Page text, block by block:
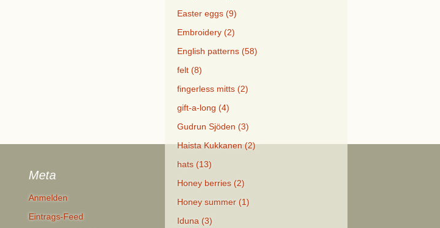
Easter eggs (9)
Embroidery (2)
English patterns (58)
felt (8)
fingerless mitts (2)
gift-a-long (4)
Gudrun Sjöden (3)
Haista Kukkanen (2)
hats (13)
Honey berries (2)
Honey summer (1)
Iduna (3)
Meta
Anmelden
Eintrags-Feed